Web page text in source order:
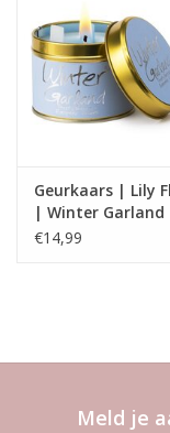
Huisparfums
Sale
Merken
Geurkaars | Lily
| Winter Garland
€14,99
Meld je